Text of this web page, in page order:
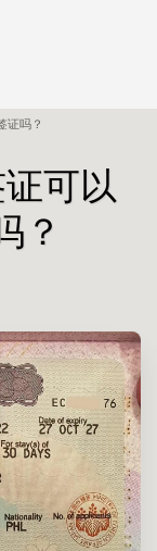
证吗？
可以
？